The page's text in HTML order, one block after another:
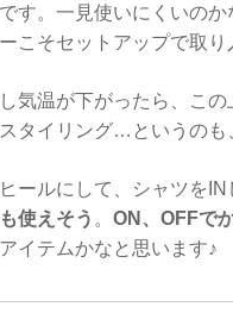
す。一見使いにくいの
こそセットアップで取
気温が下がったら、こ
タイリング…というのも
ールにして、シャツを
使えそう 。 ON、OFFで
イテムかなと思います♪